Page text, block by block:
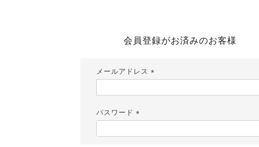
会員登録がお済みのお客様
メールアドレス
須)
パスワード
須)